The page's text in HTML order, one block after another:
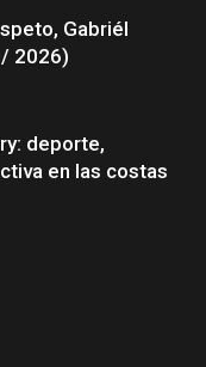
Gabriél
2026)
deporte,
en las costas